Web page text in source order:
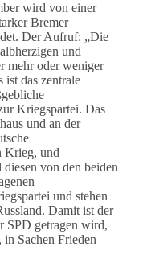
wird von einer
Bremer
Der Aufruf: „Die
und
mehr oder weniger
ist das zentrale
Kriegspartei. Das
und an der
Krieg, und
von den beiden
und stehen
Damit ist der
SPD getragen wird,
Sachen Frieden